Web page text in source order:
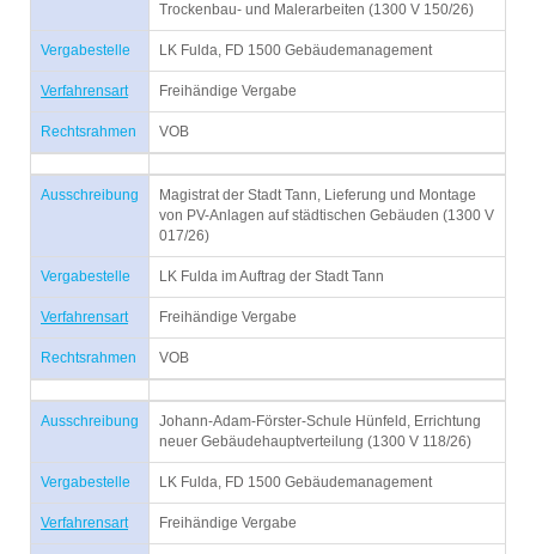
Trockenbau- und Malerarbeiten (1300 V 150/26)
Vergabestelle LK Fulda, FD 1500 Gebäudemanagement
Verfahrensart Freihändige Vergabe
Rechtsrahmen VOB
Ausschreibung
Magistrat der Stadt Tann, Lieferung und Montage
von PV-Anlagen auf städtischen Gebäuden (1300 V
017/26)
Vergabestelle LK Fulda im Auftrag der Stadt Tann
Verfahrensart Freihändige Vergabe
Rechtsrahmen VOB
Ausschreibung
Johann-Adam-Förster-Schule Hünfeld, Errichtung
neuer Gebäudehauptverteilung (1300 V 118/26)
Vergabestelle LK Fulda, FD 1500 Gebäudemanagement
Verfahrensart Freihändige Vergabe